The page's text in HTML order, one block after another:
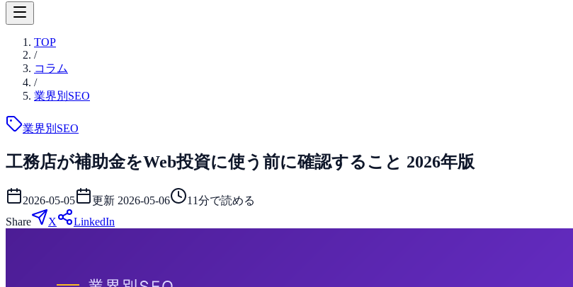
TOP
/
コラム
/
業界別SEO
業界別SEO
工務店が補助金をWeb投資に使う前に確認すること 2026年版
2026-05-05 更新 2026-05-06 11分で読める
Share
X LinkedIn